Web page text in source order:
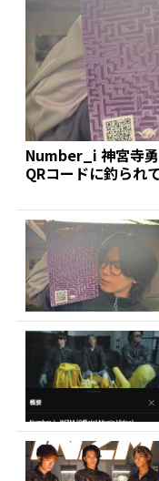
Number_i 神宮寺
QRコードに釣られ